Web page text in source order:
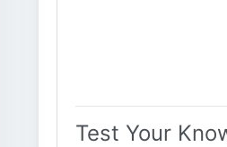
Test Your